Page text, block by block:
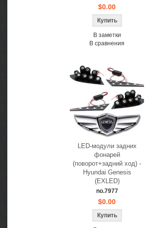
$0.00
В заметки
В сравнения
LED-модули задних
фонарей
(поворот+задний ход) -
Hyundai Genesis
(EXLED)
no.7977
$0.00